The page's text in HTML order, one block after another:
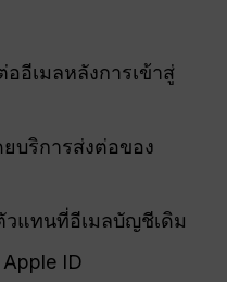
อีเมลหลังการเข้าสู่
บริการส่งต่อของ
วแทนที่อีเมลบัญชีเดิม
ID